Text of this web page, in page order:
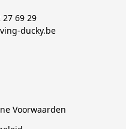
27 69 29
ducky.be
Voorwaarden